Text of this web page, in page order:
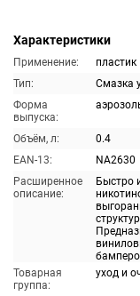
Характеристики
Применение:
пластик
Тип:
Смазка
Форма
выпуска:
Объём, л:
0.4
EAN-13:
NA2630
Расширенное
описание:
Быстро
Товарная
группа:
уход и